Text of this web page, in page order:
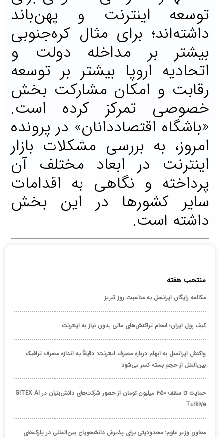
توسعه اینترنت و پهن‌‌‌باند
داشته‌‌‌اند؛ برای مثال کره‌جنوبی
بیشتر بر مداخله دولت و
اتحادیه اروپا بیشتر بر توسعه
رقابت و امکان مشارکت بخش
خصوصی تمرکز کرده‌‌‌ است.
«باشگاه اقتصاددانان» در پرونده
امروز، به بررسی مشکلات بازار
اینترنت در ابعاد مختلف آن
پرداخته و نگاهی به اقدامات
سایر کشورها در این بخش
داشته است.
منتخب هفته
مکالمه رایگان ایرانسل به مناسبت روز تبریز
کیف پول ایران؛ انجام تراکنش‌های مالی بدون نیاز به اینترنت
واکنش ایرانسل به ابهام درباره مصرف اینترنت: دقیقاً به اندازه مصرف ترافیک
بین‌الملل از حجم بسته کسر می‌شود
حمایت تا سقف ۴۵۰ میلیون تومان از حضور شرکت‌های دانش‌بنیان در GITEX AI
Türkiye
معاون وزیر علوم: محدودیتی برای پذیرش دانشجویان بین‌المللی در پارک‌های